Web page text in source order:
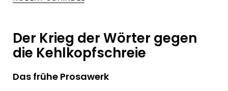
Der Krieg der Wörter gegen
die Kehlkopfschreie
Das frühe Prosawerk